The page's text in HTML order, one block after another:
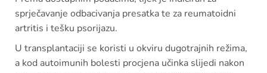
sprječavanje odbacivanja presatka te za reumatoidni
artritis i tešku psorijazu.
U transplantaciji se koristi u okviru dugotrajnih režima,
a kod autoimunih bolesti procjena učinka slijedi nakon